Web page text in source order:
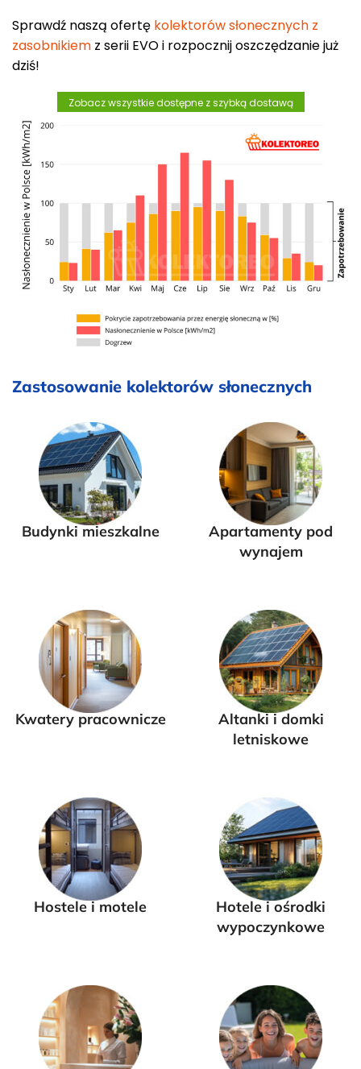
Sprawdź naszą ofertę kolektorów słonecznych z
zasobnikiem z serii EVO i rozpocznij oszczędzanie już
dziś!
Zobacz wszystkie dostępne z szybką dostawą
Zastosowanie kolektorów słonecznych
Budynki mieszkalne
Apartamenty pod
wynajem
Kwatery pracownicze
Altanki i domki
letniskowe
Hostele i motele
Hotele i ośrodki
wypoczynkowe